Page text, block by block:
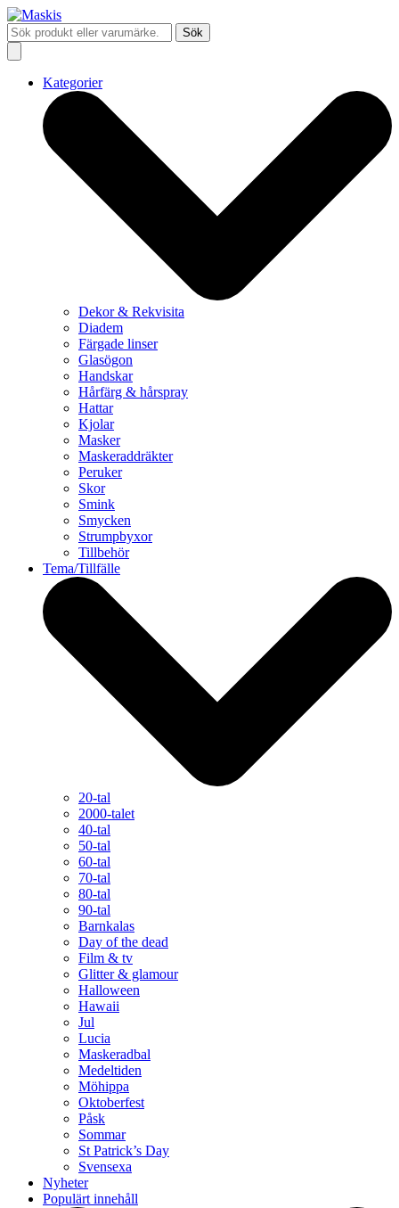
Sök
Kategorier
Dekor & Rekvisita
Diadem
Färgade linser
Glasögon
Handskar
Hårfärg & hårspray
Hattar
Kjolar
Masker
Maskeraddräkter
Peruker
Skor
Smink
Smycken
Strumpbyxor
Tillbehör
Tema/Tillfälle
20-tal
2000-talet
40-tal
50-tal
60-tal
70-tal
80-tal
90-tal
Barnkalas
Day of the dead
Film & tv
Glitter & glamour
Halloween
Hawaii
Jul
Lucia
Maskeradbal
Medeltiden
Möhippa
Oktoberfest
Påsk
Sommar
St Patrick’s Day
Svensexa
Nyheter
Populärt innehåll